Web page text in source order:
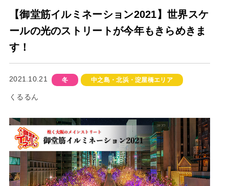
【御堂筋イルミネーション2021】世界スケ
ールの光のストリートが今年もきらめきま
す！
2021.10.21 冬 中之島・北浜・淀屋橋エリア
くるるん